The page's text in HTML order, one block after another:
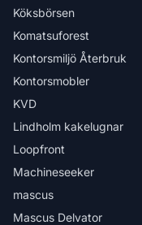
Köksbörsen
Komatsuforest
Kontorsmiljö Återbruk
Kontorsmobler
KVD
Lindholm kakelugnar
Loopfront
Machineseeker
mascus
Mascus Delvator